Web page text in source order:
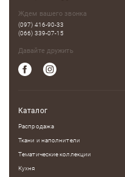
Ждем вашего звонка
(097) 416-90-33
(066) 339-07-15
Давайте дружить
Каталог
Распродажа
Ткани и наполнители
Тематические коллекции
Кухня